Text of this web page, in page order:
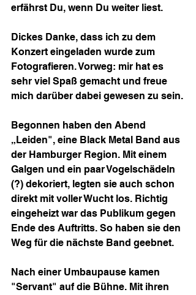
erfährst Du, wenn Du weiter liest.
Dickes Danke, dass ich zu dem
Konzert eingeladen wurde zum
Fotografieren. Vorweg: mir hat es
sehr viel Spaß gemacht und freue
mich darüber dabei gewesen zu sein.
Begonnen haben den Abend
„Leiden", eine Black Metal Band aus
der Hamburger Region. Mit einem
Galgen und ein paar Vogelschädeln
(?) dekoriert, legten sie auch schon
direkt mit voller Wucht los. Richtig
eingeheizt war das Publikum gegen
Ende des Auftritts. So haben sie den
Weg für die nächste Band geebnet.
Nach einer Umbaupause kamen
"Servant" auf die Bühne. Mit ihren